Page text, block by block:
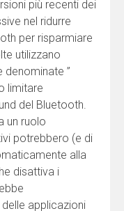
più recenti dei
nel ridurre
per risparmiare
utilizzano
denominate ”
limitare
del Bluetooth.
un ruolo
potrebbero (e di
alla
disattiva i
applicazioni